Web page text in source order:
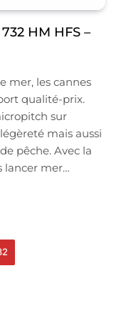
HM HFS –
mer, les cannes
qualité-prix.
sur
mais aussi
pêche. Avec la
lancer mer…